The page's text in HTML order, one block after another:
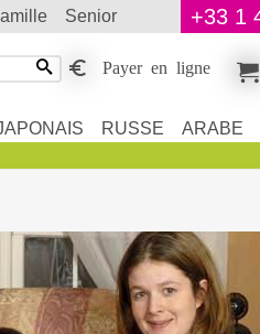
famille senior +33 1
Payer en ligne
RUSSE ARABE